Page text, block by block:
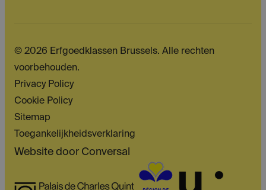
© 2026 Erfgoedklassen Brussels. Alle rechten
voorbehouden.
Privacy Policy
Cookie Policy
Sitemap
Toegankelijkheidsverklaring
Website door Conversal